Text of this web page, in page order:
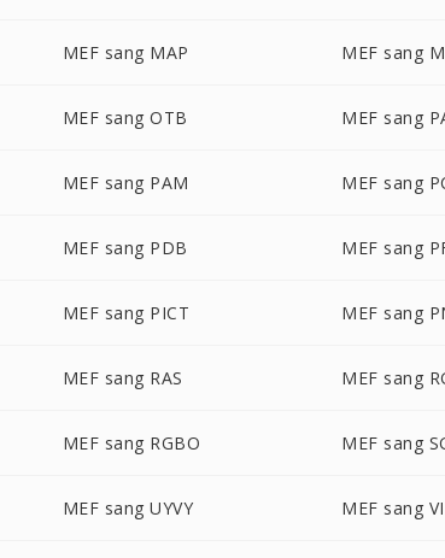
MEF sang MAP MEF sang
MEF sang OTB MEF sang
MEF sang PAM MEF sang
MEF sang PDB MEF sang
MEF sang PICT MEF sang
MEF sang RAS MEF sang
MEF sang RGBO MEF sang
MEF sang UYVY MEF sang